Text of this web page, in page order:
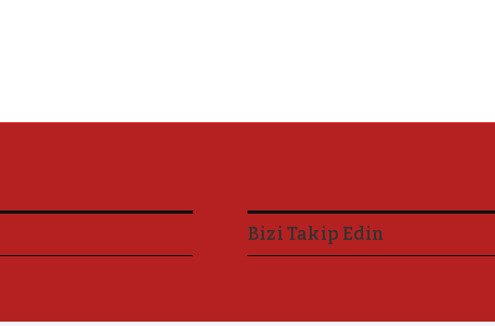
Bizi Takip Edin